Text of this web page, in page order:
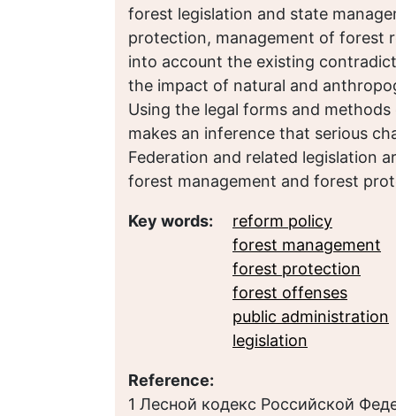
forest legislation and state
protection, management of forest
into account the existing
the impact of natural and
Using the legal forms and
makes an inference that serious
Federation and related legislation
forest management and forest
Key words:
reform policy
forest management
forest protection
forest offenses
public administration
legislation
Reference:
1 Лесной кодекс Российской